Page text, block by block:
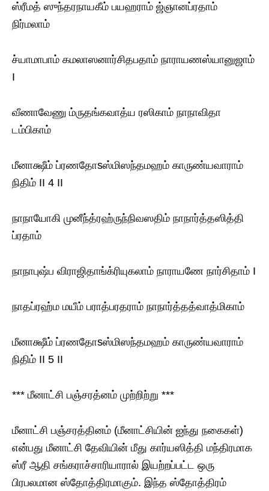
ஸ்ரீமத் ஸுந்தரநாயகீம் பயஹராம் ஜ்ஞானப்ரதாம்
நிர்மலாம்
ச்யாமாபாம் கமலாஸனார்சிதபதாம் நாராயணஸ்யானுஜாம்
I
வீணாவேணு ம்ருதங்கவாத்ய ரஸிகாம் நாநாவிதா
டம்பிகாம்
மீனாக்ஷீம் ப்ரணதோsஸ்மிஸந்தமஹம் காருண்யவாராம்
நிதிம் II 4 II
நாநாயோகி முனீந்த்ரஹ்ருந்நிவஸதிம் நாநார்த்தஸித்தி
ப்ரதாம்
நாநாபுஷ்ப விராஜிதாங்க்ரியுகலாம் நாராயணே நார்சிதாம் I
நாதப்ரஹ்ம மயீம் பராத்பரதராம் நாநார்த்தத்வாத்மிகாம்
மீனாக்ஷீம் ப்ரணதோsஸ்மிஸந்தமஹம் காருண்யவாராம்
நிதிம் II 5 II
*** மீனாட்சி பஞ்சரத்னம் முற்றிற்று ***
மீனாட்சி பஞ்சரத்தினம் (மீனாட்சியின் ஐந்து நகைகள்)
என்பது மீனாட்சி தேவியின் மீது கார்ய‌ஸித்தி மந்திரமாக
ஸ்ரீ ஆதி சங்கராச்சாரியாரால் இயற்றப்பட்ட ஒரு
பிரபலமான ஸ்தோத்திரமாகும். இந்த ஸ்தோத்திரம்